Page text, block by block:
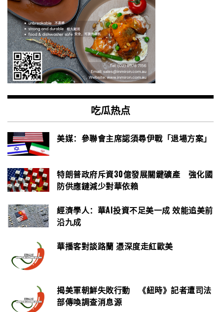
吃瓜热点
美媒：參聯會主席認須尋伊戰「退場方案」
特朗普政府斥資30億發展關鍵礦產 強化國
防供應鏈減少對華依賴
經濟學人：華AI投資不足美一成 效能追美前
沿九成
華播客對談路蘭 憑深度走紅歐美
揭美軍朝鮮失敗行動 《紐時》記者遭司法
部傳喚調查消息源